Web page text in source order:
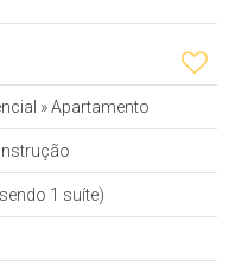
»Apartamento
1 suíte)